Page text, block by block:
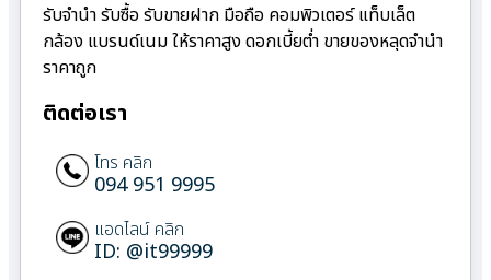
รับจำนำ รับซื้อ รับขายฝาก มือถือ คอมพิวเตอร์ แท็บเล็ต
กล้อง แบรนด์เนม ให้ราคาสูง ดอกเบี้ยต่ำ ขายของหลุดจำนำ
ราคาถูก
ติดต่อเรา
โทร คลิก
094 951 9995
แอดไลน์ คลิก
ID: @it99999